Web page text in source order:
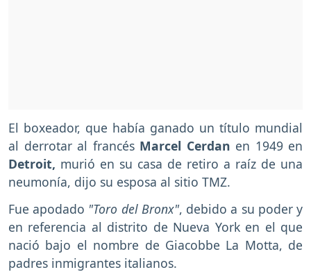
El boxeador, que había ganado un título mundial
al derrotar al francés Marcel Cerdan en 1949 en
Detroit, murió en su casa de retiro a raíz de una
neumonía, dijo su esposa al sitio TMZ.
Fue apodado "Toro del Bronx", debido a su poder y
en referencia al distrito de Nueva York en el que
nació bajo el nombre de Giacobbe La Motta, de
padres inmigrantes italianos.